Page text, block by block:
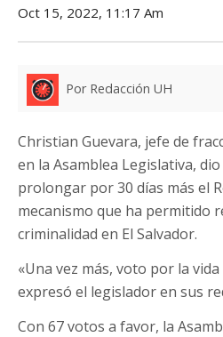
Oct 15, 2022, 11:17 Am
Por Redacción UH
Christian Guevara, jefe de
en la Asamblea Legislativa,
prolongar por 30 días más el
mecanismo que ha permitido
criminalidad en El Salvador.
«Una vez más, voto por la
expresó el legislador en sus
Con 67 votos a favor, la